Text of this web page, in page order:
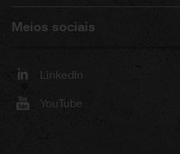
Meios sociais
LinkedIn
YouTube